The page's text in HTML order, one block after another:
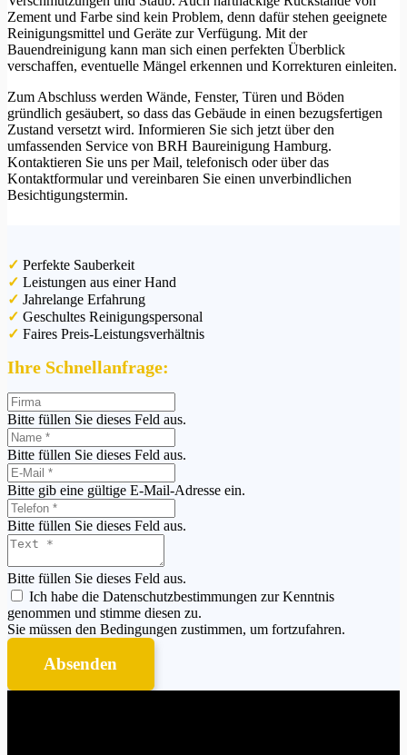
Zement und Farbe sind kein Problem, denn dafür stehen geeignete
Reinigungsmittel und Geräte zur Verfügung. Mit der
Bauendreinigung kann man sich einen perfekten Überblick
verschaffen, eventuelle Mängel erkennen und Korrekturen einleiten.
Zum Abschluss werden Wände, Fenster, Türen und Böden
gründlich gesäubert, so dass das Gebäude in einen bezugsfertigen
Zustand versetzt wird. Informieren Sie sich jetzt über den
umfassenden Service von BRH Baureinigung Hamburg.
Kontaktieren Sie uns per Mail, telefonisch oder über das
Kontaktformular und vereinbaren Sie einen unverbindlichen
Besichtigungstermin.
✓ Perfekte Sauberkeit
✓ Leistungen aus einer Hand
✓ Jahrelange Erfahrung
✓ Geschultes Reinigungspersonal
✓ Faires Preis-Leistungsverhältnis
Ihre Schnellanfrage:
Bitte füllen Sie dieses Feld aus.
Bitte füllen Sie dieses Feld aus.
Bitte gib eine gültige E-Mail-Adresse ein.
Bitte füllen Sie dieses Feld aus.
Bitte füllen Sie dieses Feld aus.
Ich habe die Datenschutzbestimmungen zur Kenntnis
genommen und stimme diesen zu.
Sie müssen den Bedingungen zustimmen, um fortzufahren.
Absenden